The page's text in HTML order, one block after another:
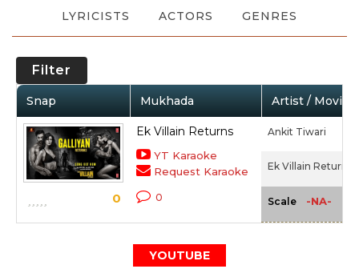
LYRICISTS ACTORS GENRES
Filter
Snap Mukhada Artist / Movie
0
Ek Villain Returns
YT Karaoke
Request Karaoke
0
Ankit Tiwari
Ek Villain Returns
Scale -NA-
YOUTUBE